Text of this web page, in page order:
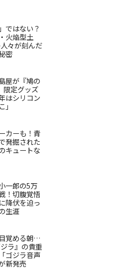
ではない？
火焔型土
々が刻んだ
密
屋が『鳩の
限定グッズ
はシリコン
カーも！青
発掘された
キュートな
一郎の5万
！切腹覚悟
降伏を迫っ
生涯
覚める朝…
ラ』の貴重
ゴジラ音声
新発売